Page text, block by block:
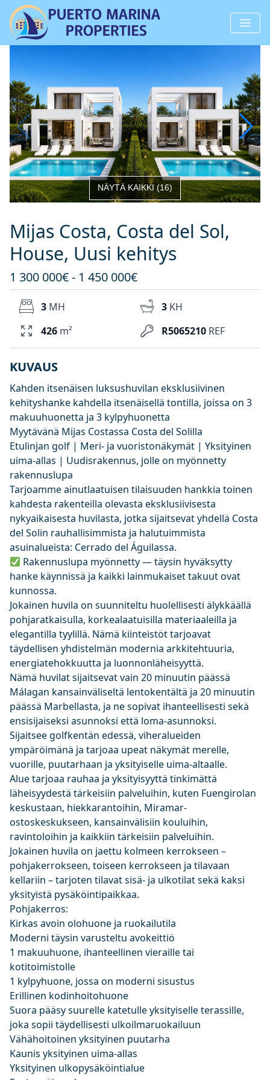
NÄYTÄ KAIKKI (16)
Mijas Costa, Costa del Sol,
House, Uusi kehitys
1 300 000€ - 1 450 000€
R5065210 REF
3 MH 3 KH
426 m²
KUVAUS
Kahden itsenäisen luksushuvilan eksklusiivinen
kehityshanke kahdella itsenäisellä tontilla, joissa on 3
makuuhuonetta ja 3 kylpyhuonetta
Myytävänä Mijas Costassa Costa del Solilla
Etulinjan golf | Meri- ja vuoristonäkymät | Yksityinen
uima-allas | Uudisrakennus, jolle on myönnetty
rakennuslupa
Tarjoamme ainutlaatuisen tilaisuuden hankkia toinen
kahdesta rakenteilla olevasta eksklusiivisesta
nykyaikaisesta huvilasta, jotka sijaitsevat yhdellä Costa
del Solin rauhallisimmista ja halutuimmista
asuinalueista: Cerrado del Águilassa.
Rakennuslupa myönnetty — täysin hyväksytty
hanke käynnissä ja kaikki lainmukaiset takuut ovat
kunnossa.
Jokainen huvila on suunniteltu huolellisesti älykkäällä
pohjaratkaisulla, korkealaatuisilla materiaaleilla ja
elegantilla tyylillä. Nämä kiinteistöt tarjoavat
täydellisen yhdistelmän modernia arkkitehtuuria,
energiatehokkuutta ja luonnonläheisyyttä.
Nämä huvilat sijaitsevat vain 20 minuutin päässä
Málagan kansainväliseltä lentokentältä ja 20 minuutin
päässä Marbellasta, ja ne sopivat ihanteellisesti sekä
ensisijaiseksi asunnoksi että loma-asunnoksi.
Sijaitsee golfkentän edessä, viheralueiden
ympäröimänä ja tarjoaa upeat näkymät merelle,
vuorille, puutarhaan ja yksityiselle uima-altaalle.
Alue tarjoaa rauhaa ja yksityisyyttä tinkimättä
läheisyydestä tärkeisiin palveluihin, kuten Fuengirolan
keskustaan, hiekkarantoihin, Miramar-
ostoskeskukseen, kansainvälisiin kouluihin,
ravintoloihin ja kaikkiin tärkeisiin palveluihin.
Jokainen huvila on jaettu kolmeen kerrokseen –
pohjakerrokseen, toiseen kerrokseen ja tilavaan
kellariin – tarjoten tilavat sisä- ja ulkotilat sekä kaksi
yksityistä pysäköintipaikkaa.
Pohjakerros:
Kirkas avoin olohuone ja ruokailutila
Moderni täysin varusteltu avokeittiö
1 makuuhuone, ihanteellinen vieraille tai
kotitoimistolle
1 kylpyhuone, jossa on moderni sisustus
Erillinen kodinhoitohuone
Suora pääsy suurelle katetulle yksityiselle terassille,
joka sopii täydellisesti ulkoilmaruokailuun
Vähähoitoinen yksityinen puutarha
Kaunis yksityinen uima-allas
Yksityinen ulkopysäköintialue